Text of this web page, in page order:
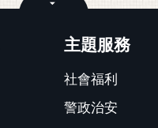
主題服務
社會福利
警政治安